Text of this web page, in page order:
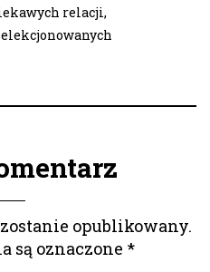
relacji,
opublikowany.
są oznaczone *